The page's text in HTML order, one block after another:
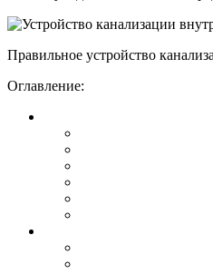
Правильное устройство
Оглавление: